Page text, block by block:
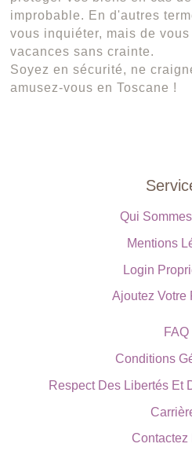
improbable. En d'autres
vous inquiéter, mais de
vacances sans crainte.
Soyez en sécurité, ne
amusez-vous en Toscane !
Qui
Mentions
Login
Ajoutez Votre
FAQ
Conditions
Respect Des Libertés Et
Contactez